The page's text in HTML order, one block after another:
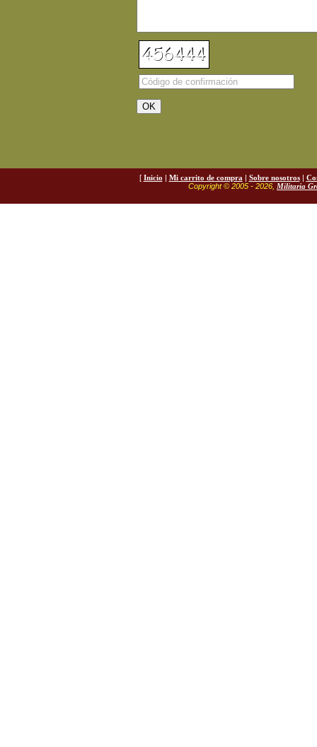
[ Inicio | Mi carrito de compra | Sobre nosotros|
Copyright © 2005 - 2026, Militaria